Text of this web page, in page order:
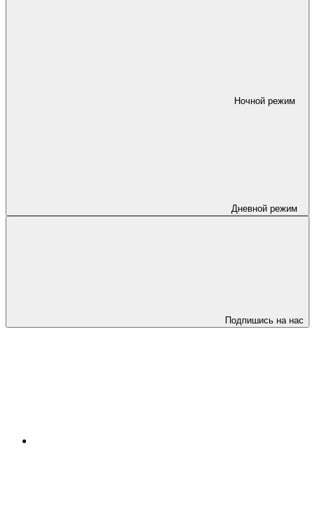
Ночной режим
Дневной режим
Подпишись на нас